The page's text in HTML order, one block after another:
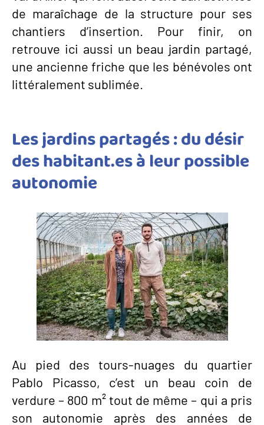
de maraîchage de la structure pour ses
chantiers d’insertion. Pour finir, on
retrouve ici aussi un beau jardin partagé,
une ancienne friche que les bénévoles ont
littéralement sublimée.
Les jardins partagés : du désir
des habitant.es à leur possible
autonomie
Au pied des tours-nuages du quartier
Pablo Picasso, c’est un beau coin de
verdure – 800 m² tout de même – qui a pris
son autonomie après des années de